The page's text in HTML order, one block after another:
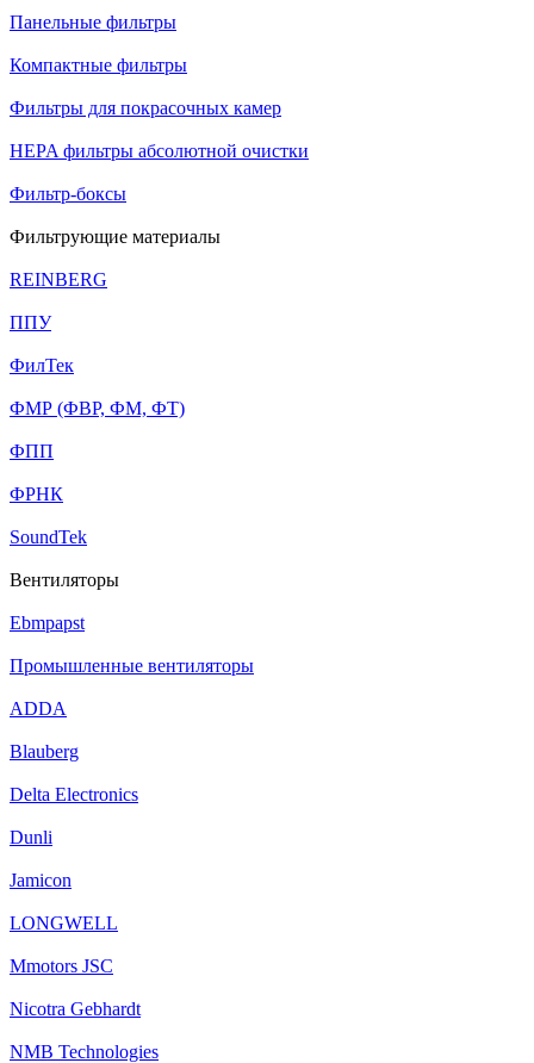
Панельные фильтры
Компактные фильтры
Фильтры для покрасочных камер
HEPA фильтры абсолютной очистки
Фильтр-боксы
Фильтрующие материалы
REINBERG
ППУ
ФилТек
ФМР (ФВР, ФМ, ФТ)
ФПП
ФРНК
SoundTek
Вентиляторы
Ebmpapst
Промышленные вентиляторы
ADDA
Blauberg
Delta Electronics
Dunli
Jamicon
LONGWELL
Mmotors JSC
Nicotra Gebhardt
NMB Technologies